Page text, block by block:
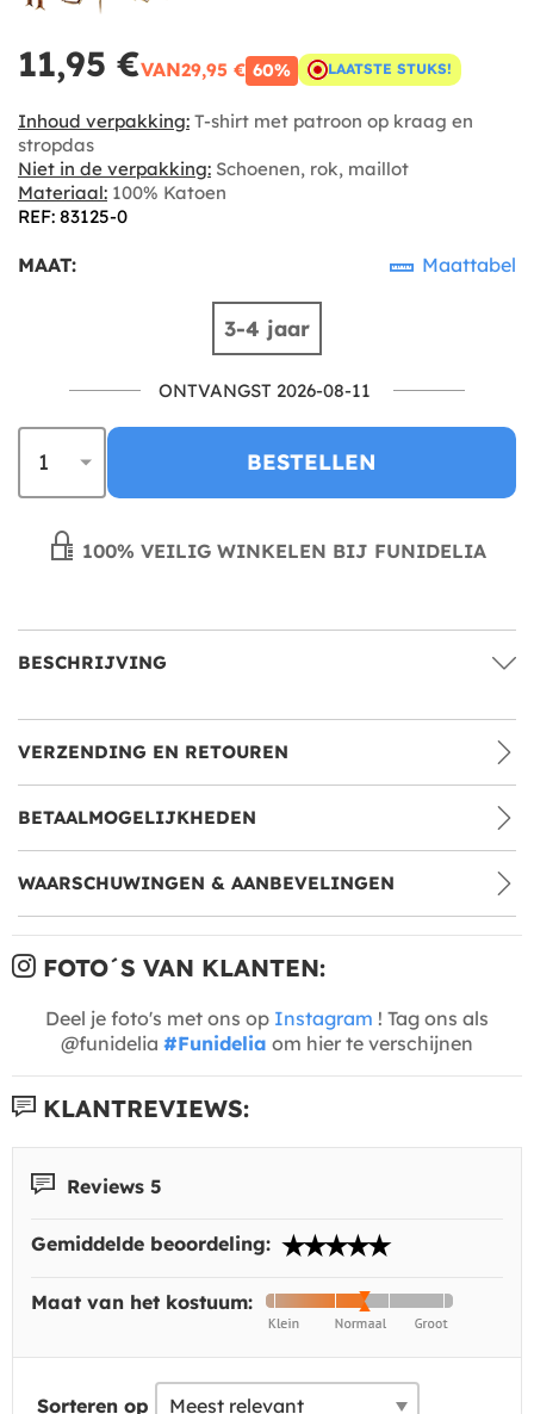
11,95 €VAN29,95 € 60% LAATSTE STUKS!
Inhoud verpakking: T-shirt met patroon op kraag en
stropdas
Niet in de verpakking: Schoenen, rok, maillot
Materiaal: 100% Katoen
REF: 83125-0
MAAT: Maattabel
3-4 jaar
ONTVANGST 2026-08-11
BESTELLEN
100% VEILIG WINKELEN BIJ FUNIDELIA
BESCHRIJVING
VERZENDING EN RETOUREN
BETAALMOGELIJKHEDEN
WAARSCHUWINGEN & AANBEVELINGEN
FOTO´S VAN KLANTEN:
Deel je foto's met ons op Instagram ! Tag ons als
@funidelia #Funidelia om hier te verschijnen
KLANTREVIEWS:
Reviews 5
Gemiddelde beoordeling:
Maat van het kostuum:
Sorteren op